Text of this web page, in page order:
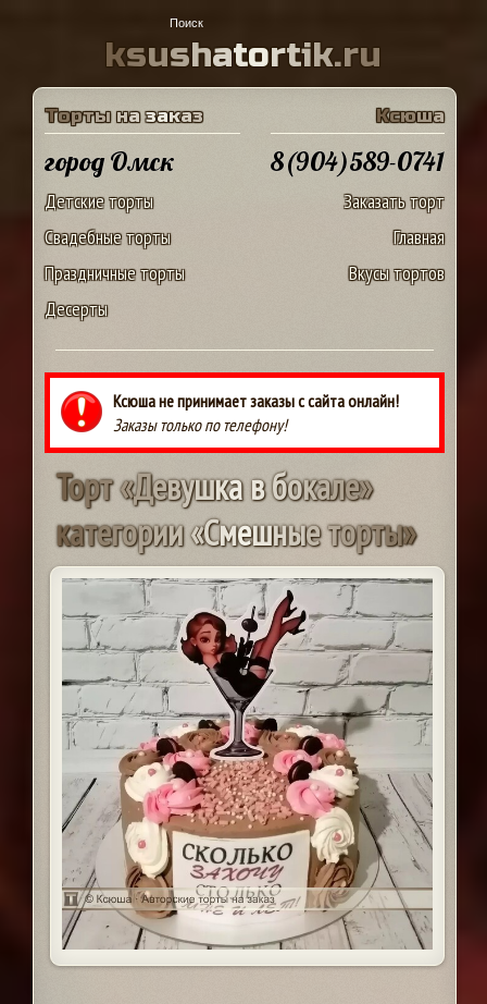
ksushatortik.ru
Торты на заказ
город Омск
Детские торты
Свадебные торты
Праздничные торты
Десерты
Ксюша
8(904)589-0741
Заказать торт
Главная
Вкусы тортов
Ксюша не принимает заказы с сайта онлайн!
Заказы только по телефону!
Торт«Девушкавбокале»
категории«Смешныеторты»